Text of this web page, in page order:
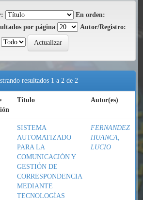
En orden:
por página
Autor/Registro:
resultados 1 a 2 de 2
Título Autor(es)
SISTEMA
AUTOMATIZADO
PARA LA
COMUNICACIÓN Y
GESTIÓN DE
CORRESPONDENCIA
MEDIANTE
TECNOLOGÍAS
FERNANDEZ
HUANCA,
LUCIO